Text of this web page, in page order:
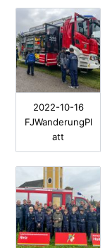
2022-10-16
FJWanderungPl
att